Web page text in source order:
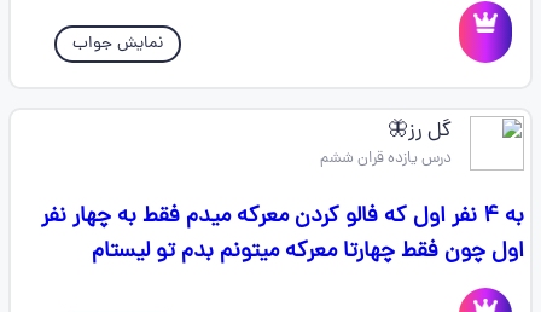
نمایش جواب
گل رز🦋
درس یازده قران ششم
به ۴ نفر اول که فالو کردن معرکه میدم فقط به چهار نفر
اول چون فقط چهارتا معرکه میتونم بدم تو لیستام